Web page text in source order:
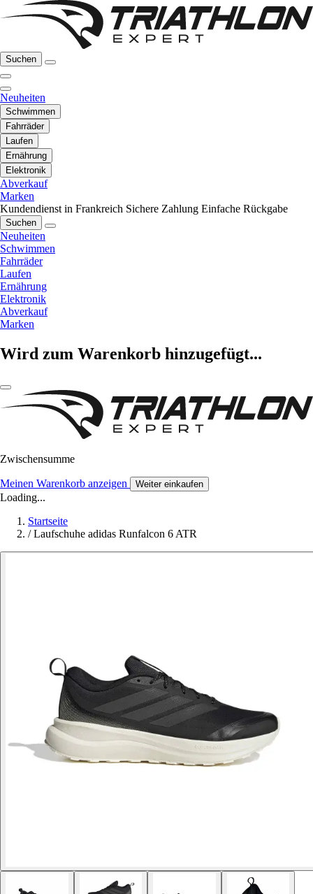
Suchen
Neuheiten
Schwimmen
Fahrräder
Laufen
Ernährung
Elektronik
Abverkauf
Marken
Kundendienst in Frankreich Sichere Zahlung Einfache Rückgabe
Suchen
Neuheiten
Schwimmen
Fahrräder
Laufen
Ernährung
Elektronik
Abverkauf
Marken
Wird zum Warenkorb hinzugefügt...
Zwischensumme
Meinen Warenkorb anzeigen Weiter einkaufen
Loading...
Startseite
/ Laufschuhe adidas Runfalcon 6 ATR